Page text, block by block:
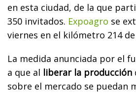
en esta ciudad, de la que
350 invitados. Expoagro se
viernes en el kilómetro 214
La medida anunciada por el
a que al liberar la producción
sobre el mercado se puedan